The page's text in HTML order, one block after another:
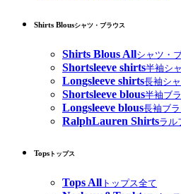
Shirts Blousシャツ・ブラウス
Shirts Blous Allシャツ・
Shortsleeve shirts半袖シ
Longsleeve shirts長袖シ
Shortsleeve blous半袖ブ
Longsleeve blous長袖ブ
RalphLauren Shirtsラル
Tops トップス
Tops All トップス全て